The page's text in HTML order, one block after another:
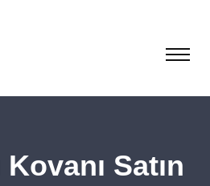
Satın